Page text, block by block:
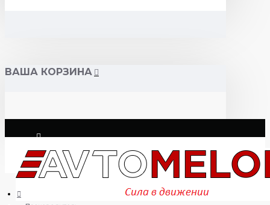
ВАША КОРЗИНА
Логин
Регистрация